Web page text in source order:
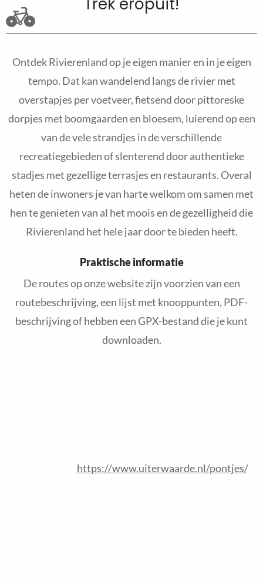
Ontdek Rivierenland op je eigen manier en in je eigen
tempo. Dat kan wandelend langs de rivier met
overstapjes per voetveer, fietsend door pittoreske
dorpjes met boomgaarden en bloesem, luierend op een
van de vele strandjes in de verschillende
recreatiegebieden of slenterend door authentieke
stadjes met gezellige terrasjes en restaurants. Overal
heten de inwoners je van harte welkom om samen met
hen te genieten van al het moois en de gezelligheid die
Rivierenland het hele jaar door te bieden heeft.
Praktische informatie
De routes op onze website zijn voorzien van een
routebeschrijving, een lijst met knooppunten, PDF-
beschrijving of hebben een GPX-bestand die je kunt
downloaden.
https://www.uiterwaarde.nl/pontjes/.